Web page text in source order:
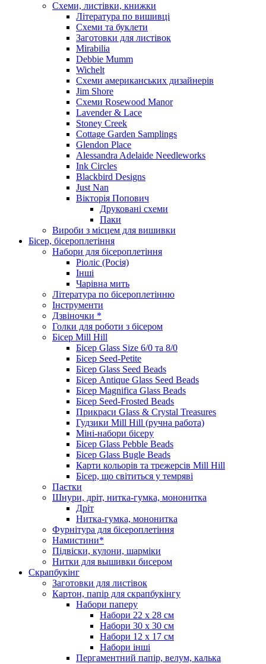
Схеми, листівки, книжки
Література по вишивці
Схеми та буклети
Заготовки для листівок
Mirabilia
Debbie Mumm
Wichelt
Схеми американських дизайнерів
Jim Shore
Cхеми Rosewood Manor
Lavender & Lace
Stoney Creek
Cottage Garden Samplings
Glendon Place
Alessandra Adelaide Needleworks
Ink Circles
Blackbird Designs
Just Nan
Вікторія Попович
Друковані схеми
Паки
Вироби з місцем для вишивки
Бісер, бісероплетіння
Набори для бісероплетіння
Ріоліс (Росія)
Інші
Чарівна мить
Література по бісероплетінню
Інструменти
Дзвіночки *
Голки для роботи з бісером
Бісер Mill Hill
Бісер Glass Size 6/0 та 8/0
Бісер Seed-Petite
Бісер Glass Seed Beads
Бісер Antique Glass Seed Beads
Бісер Magnifica Glass Beads
Бісер Seed-Frosted Beads
Прикраси Glass & Crystal Treasures
Гудзики Mill Hill (ручна работа)
Міні-набори бісеру
Бісер Glass Pebble Beads
Бісер Glass Bugle Beads
Карти кольорів та трежерсів Mill Hill
Бісер, що світиться у темряві
Паєтки
Шнури, дріт, нитка-гумка, мононитка
Дріт
Нитка-гумка, мононитка
Фурнітура для бісероплетіння
Намистини*
Підвіски, кулони, шарміки
Нитки для вышивки бисером
Скрапбукінг
Заготовки для листівок
Картон, папір для скрапбукінгу
Набори паперу
Набори 22 х 28 см
Набори 30 х 30 см
Набори 12 х 17 см
Набори інші
Пергаментний папір, велум, калька